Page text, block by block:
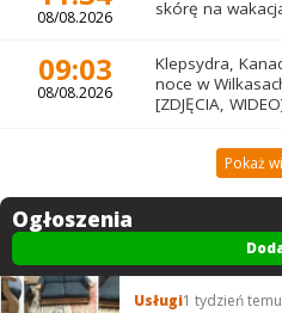
08/08.2026
skórę na
09:03
08/08.2026
Klepsydra,
noce w
[ZDJĘCIA,
Pokaż
Ogłoszenia
Usługi1 tydzień temu